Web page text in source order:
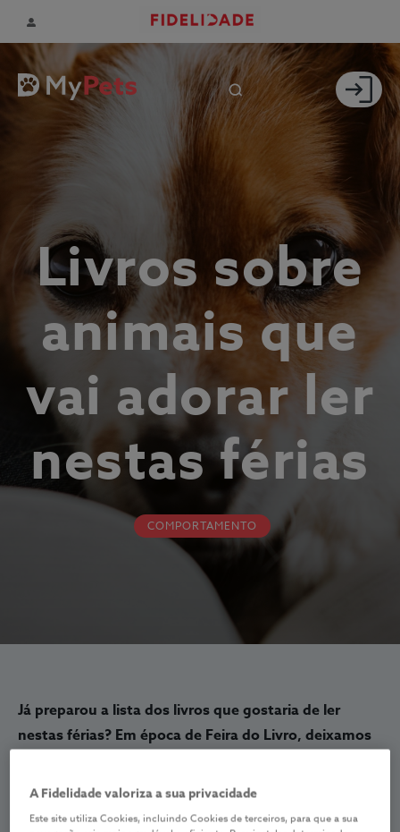
Livros sobre
animais que
vai adorar ler
nestas férias
COMPORTAMENTO
Já preparou a lista dos livros que gostaria de ler
nestas férias? Em época de Feira do Livro, deixamos
Não importa qual o seu género literário de eleição.
A Fidelidade valoriza a sua privacidade
Este site utiliza Cookies, incluindo Cookies de terceiros, para que a sua